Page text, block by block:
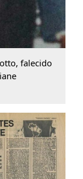
falecido